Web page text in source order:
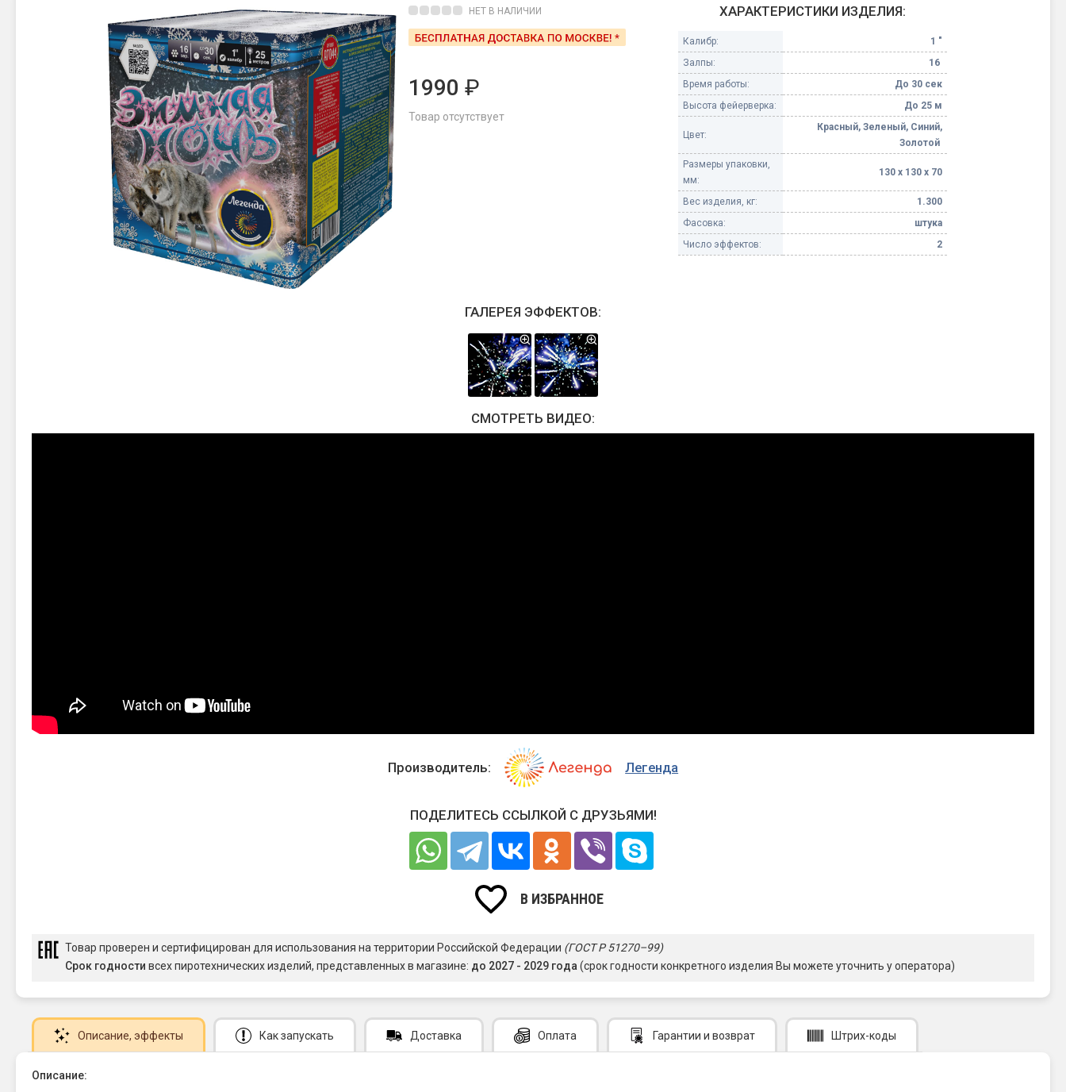
Новинки 2025/26
Фейерверки на свадьбу
Фейерверк-шоу
Батареи салютов
Цветной дым
Батареи салютов
Маленькие фейерверки
Средние фейерверки
Петарды
Терочные
Фитильные
Лимонки, гранаты
Корсары
Летающие и наземные
Бабочки, пчелы
Жуки
Циркоблицы
Цветной дым и огонь
Бенгальские огни малые
Бенгальские огни большие
Фонтаны пиротехнические
Фонтаны в торт (холодные)
Фонтаны сценические (холодные)
Фестивальные шары
Небесные фонарики
Оборудование для
спецэффектов
Елочные гирлянды
Фейерверк-шоу
НЕТ В НАЛИЧИИ
1990 ₽
Товар отсутствует
ХАРАКТЕРИСТИКИ ИЗДЕЛИЯ:
Калибр:
1 "
Залпы:
16
Время работы:
До 30 сек
Высота фейерверка:
До 25 м
Цвет:
Красный, Зеленый, Синий,
Золотой
Размеры упаковки,
мм:
130 х 130 х 70
Вес изделия, кг:
1.300
Фасовка:
штука
Число эффектов:
2
ГАЛЕРЕЯ ЭФФЕКТОВ:
СМОТРЕТЬ ВИДЕО:
Производитель: Легенда
ПОДЕЛИТЕСЬ ССЫЛКОЙ С ДРУЗЬЯМИ!
В ИЗБРАННОЕ
Товар проверен и сертифицирован для использования на территории Российской Федерации (ГОСТ Р 51270–99)
Срок годности всех пиротехнических изделий, представленных в магазине: до 2027 - 2029 года (срок годности конкретного изделия Вы можете уточнить у оператора)
Описание, эффекты Как запускать Доставка Оплата Гарантии и возврат Штрих-коды
Описание: